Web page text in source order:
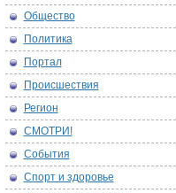
Общество
Политика
Портал
Происшествия
Регион
СМОТРИ!
События
Спорт и здоровье